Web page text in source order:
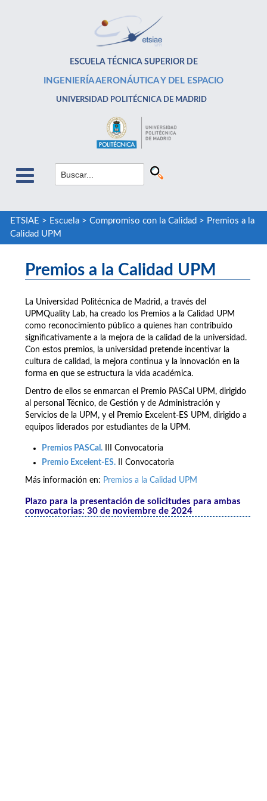
ESCUELA TÉCNICA SUPERIOR DE
INGENIERÍA AERONÁUTICA Y DEL ESPACIO
UNIVERSIDAD POLITÉCNICA DE MADRID
ETSIAE > Escuela> Compromiso con la Calidad > Premios a la
Calidad UPM
Premios a la Calidad UPM
La Universidad Politécnica de Madrid, a través del
UPMQuality Lab, ha creado los Premios a la Calidad UPM
como reconocimiento público a quienes han contribuido
significativamente a la mejora de la calidad de la universidad.
Con estos premios, la universidad pretende incentivar la
cultura de calidad, la mejora continua y la innovación en la
forma en que se estructura la vida académica.
Dentro de ellos se enmarcan el Premio PASCal UPM, dirigido
al personal Técnico, de Gestión y de Administración y
Servicios de la UPM, y el Premio Excelent-ES UPM, dirigido a
equipos liderados por estudiantes de la UPM.
Premios PASCal. III Convocatoria
Premio Excelent-ES.
II Convocatoria
Más información en: Premios a la Calidad UPM
Plazo para la presentación de solicitudes para ambas
convocatorias: 30 de noviembre de 2024